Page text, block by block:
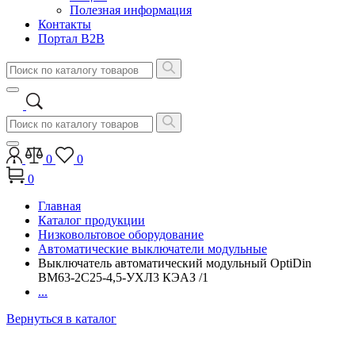
Полезная информация
Контакты
Портал B2B
0
0
0
Главная
Каталог продукции
Низковольтовое оборудование
Автоматические выключатели модульные
Выключатель автоматический модульный OptiDin
BM63-2C25-4,5-УХЛ3 КЭАЗ /1
...
Вернуться в каталог